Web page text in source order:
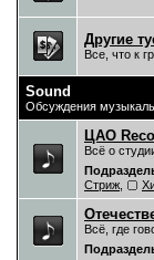
Другие
Все, что к
Sound
Обсуждения
ЦAO
Всё о
Стриж
Всё, где